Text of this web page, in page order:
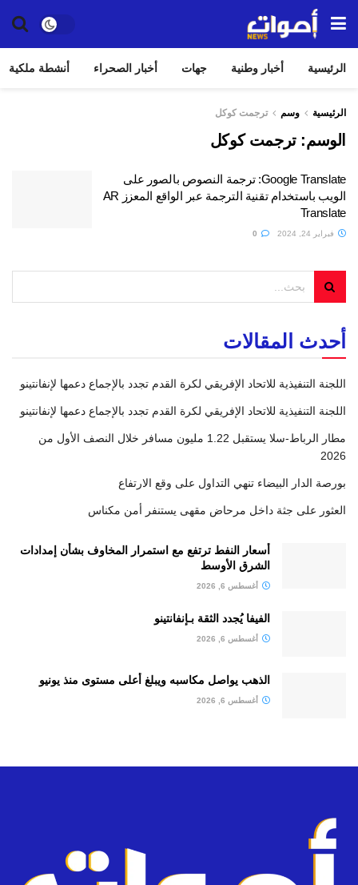
الرئيسية أخبار وطنية جهات أخبار الصحراء أنشطة ملكية
الرئيسية وسم ترجمت كوكل
الوسم:ترجمت كوكل
Google Translate: ترجمة النصوص بالصور على
الويب باستخدام تقنية الترجمة عبر الواقع المعزز AR
Translate
فبراير 24, 2024
أحدث المقالات
اللجنة التنفيذية للاتحاد الإفريقي لكرة القدم تجدد بالإجماع دعمها لإنفانتينو
اللجنة التنفيذية للاتحاد الإفريقي لكرة القدم تجدد بالإجماع دعمها لإنفانتينو
مطار الرباط-سلا يستقبل 1.22 مليون مسافر خلال النصف الأول من
2026
بورصة الدار البيضاء تنهي التداول على وقع الارتفاع
العثور على جثة داخل مرحاض مقهى يستنفر أمن مكناس
أسعار النفط ترتفع مع استمرار المخاوف بشأن إمدادات
الشرق الأوسط
أغسطس 6, 2026
الفيفا يُجدد الثقة بـإنفانتينو
أغسطس 6, 2026
الذهب يواصل مكاسبه ويبلغ أعلى مستوى منذ يونيو
أغسطس 6, 2026